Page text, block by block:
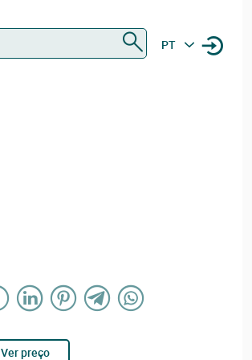
PT
Ver preço